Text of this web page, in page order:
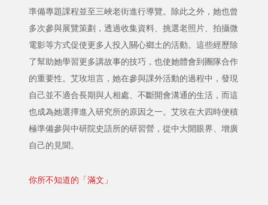
準備專題課程並至三峽老街進行導覽。除此之外，她也曾
多次參與展覽策劃，透過收集資料、挑選老照片、拍攝微
電影等方式促使更多人投入關心鄉土的活動。這些經歷除
了幫助她學習更多講故事的技巧，也使她體會到團隊合作
的重要性。艾玫坦言，她在參與課外活動的過程中，發現
自己並不適合長期與人相處、不斷開會溝通的生活，而這
也成為她選擇進入研究所的原因之一。艾玫在大四時便積
極準備參與中研院史語所的研習營，從中大開眼界、增廣
自己的見聞。
你所不知道的「滿文」